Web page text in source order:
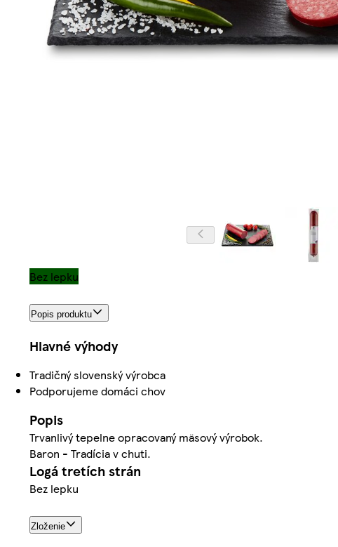
Bez lepku
Popis produktu
Hlavné výhody
Tradičný slovenský výrobca
Podporujeme domáci chov
Popis
Trvanlivý tepelne opracovaný mäsový výrobok.
Baron - Tradícia v chuti.
Logá tretích strán
Bez lepku
Zloženie